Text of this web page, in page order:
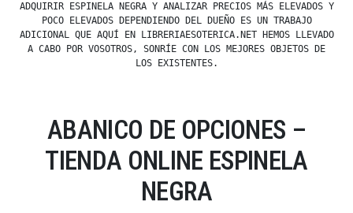
ADQUIRIR ESPINELA NEGRA Y ANALIZAR PRECIOS MÁS ELEVADOS Y
POCO ELEVADOS DEPENDIENDO DEL DUEÑO ES UN TRABAJO
ADICIONAL QUE AQUÍ EN LIBRERIAESOTERICA.NET HEMOS LLEVADO
A CABO POR VOSOTROS, SONRÍE CON LOS MEJORES OBJETOS DE
LOS EXISTENTES.
ABANICO DE OPCIONES –
TIENDA ONLINE ESPINELA
NEGRA